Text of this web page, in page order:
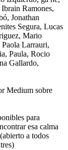
Ramones,
Jonathan
Segura, Lucas
Mario
Larrauri,
Paula, Rocio
Gallardo,
Medium sobre
para
esa calma
a todos